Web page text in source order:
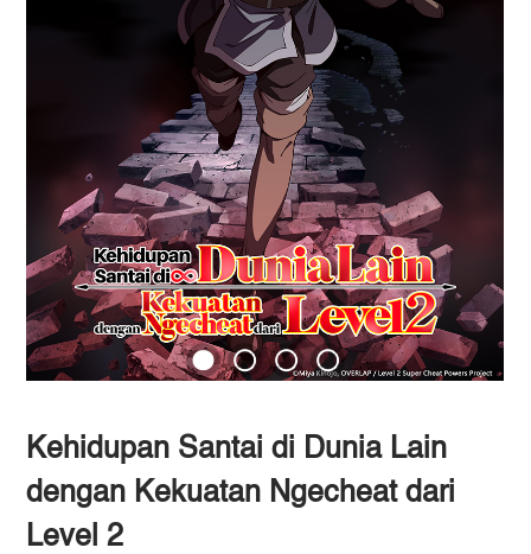
Kehidupan Santai di Dunia Lain
dengan Kekuatan Ngecheat dari
Level 2